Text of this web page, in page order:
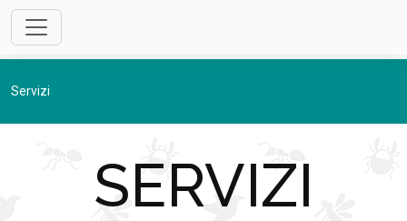
Servizi
SERVIZI